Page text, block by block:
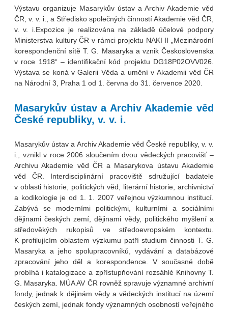
Výstavu organizuje Masarykův ústav a Archiv Akademie věd
ČR, v. v. i., a Středisko společných činností Akademie věd ČR,
v. v. i.Expozice je realizována na základě účelové podpory
Ministerstva kultury ČR v rámci projektu NAKI II „Mezinárodní
korespondenční sítě T. G. Masaryka a vznik Československa
v roce 1918“ – identifikační kód projektu DG18P02OVV026.
Výstava se koná v Galerii Věda a umění v Akademii věd ČR
na Národní 3, Praha 1 od 1. června do 31. července 2020.
Masarykův ústav a Archiv Akademie věd
České republiky, v. v. i.
Masarykův ústav a Archiv Akademie věd České republiky, v. v.
i., vznikl v roce 2006 sloučením dvou vědeckých pracovišť –
Archivu Akademie věd ČR a Masarykova ústavu Akademie
věd ČR. Interdisciplinární pracoviště sdružující badatele
v oblasti historie, politických věd, literární historie, archivnictví
a kodikologie je od 1. 1. 2007 veřejnou výzkumnou institucí.
Zabývá se moderními politickými, kulturními a sociálními
dějinami českých zemí, dějinami vědy, politického myšlení a
středověkých rukopisů ve středoevropském kontextu.
K profilujícím oblastem výzkumu patří studium činnosti T. G.
Masaryka a jeho spolupracovníků, vydávání a databázové
zpracování jeho děl a korespondence. V současné době
probíhá i katalogizace a zpřístupňování rozsáhlé Knihovny T.
G. Masaryka. MÚA AV ČR rovněž spravuje významné archivní
fondy, jednak k dějinám vědy a vědeckých institucí na území
českých zemí, jednak fondy významných osobností veřejného